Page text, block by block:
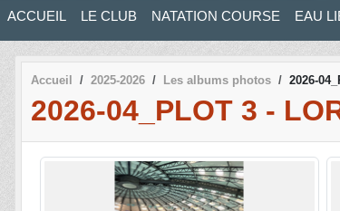
ACCUEIL LE CLUB NATATION COURSE EAU
Accueil 2025-2026 Les albums photos 2026-
2026-04_PLOT 3 -